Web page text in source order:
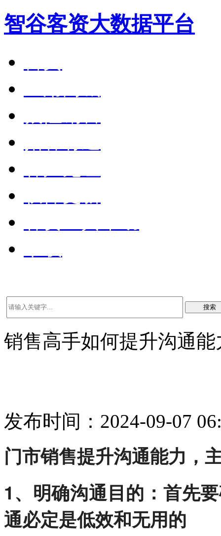
智谷客资大数据平台
搜索
销售高手如何提升沟通
发布时间：2024-09-07
门市销售提升沟通能力，
1、明确沟通目的：首先
通必定是低效和无用的